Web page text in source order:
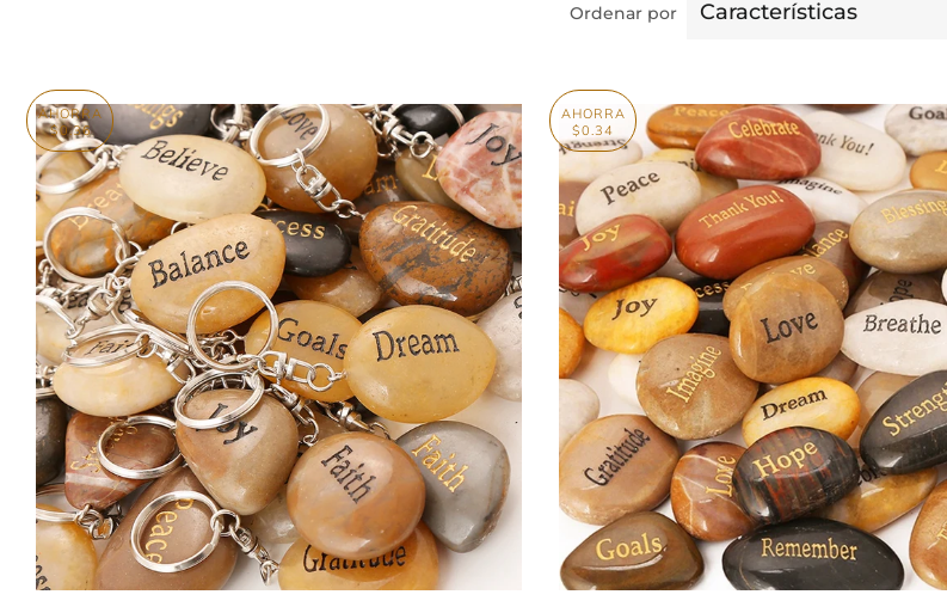
Ordenar por
AHORRA
$0.36
AHORRA
$0.34